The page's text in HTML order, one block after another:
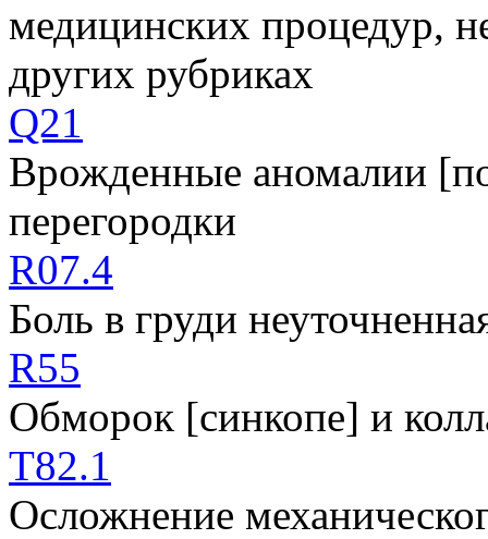
медицинских процедур,
других рубриках
Q21
Врожденные аномалии
перегородки
R07.4
Боль в груди
R55
Обморок [синкопе] и
T82.1
Осложнение